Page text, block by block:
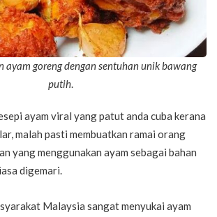
ayam goreng dengan sentuhan unik bawang
putih.
ayam viral yang patut anda cuba kerana
malah pasti membuatkan ramai orang
yang menggunakan ayam sebagai bahan
digemari.
Malaysia sangat menyukai ayam